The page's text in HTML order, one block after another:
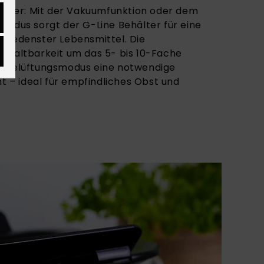
Mit der Vakuumfunktion oder dem
sorgt der G-Line Behälter für eine
Lebensmittel. Die
Haltbarkeit um das 5- bis 10-Fache
eine notwendige
– ideal für empfindliches Obst und